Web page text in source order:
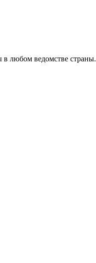
в любом ведомстве страны.